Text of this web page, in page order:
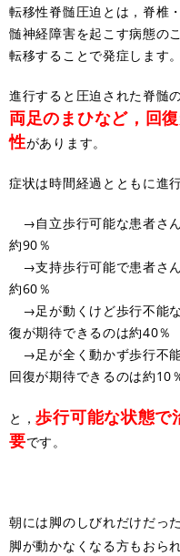
転移性脊髄圧迫とは，脊椎
髄神経障害を起こす病態の
転移することで発症します。
進行すると圧迫された脊髄
両足のまひなど，回
性があります。
症状は時間経過とともに進
→自立歩行可能な患者さ
約90％
→支持歩行可能で患者さ
約60％
→足が動くけど歩行不能
復が期待できるのは約40％
→足が全く動かず歩行不
回復が期待できるのは約10
と，歩行可能な状態で
要です。
朝には脚のしびれだけだっ
脚が動かなくなる方もおら